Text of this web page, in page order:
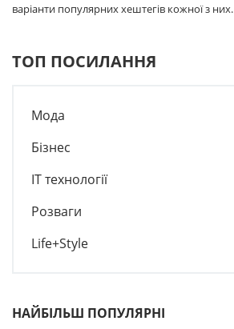
варіанти популярних хештегів кожної з них.
ТОП ПОСИЛАННЯ
Мода
Бізнес
IT технології
Розваги
Life+Style
НАЙБІЛЬШ ПОПУЛЯРНІ